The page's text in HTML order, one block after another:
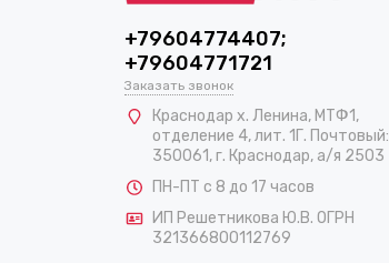
+79604774407;
+79604771721
Заказать звонок
Краснодар х. Ленина, МТФ1,
отделение 4, лит. 1Г. Почтовый:
350061, г. Краснодар, а/я 2503
ПН-ПТ с 8 до 17 часов
ИП Решетникова Ю.В. ОГРН
321366800112769